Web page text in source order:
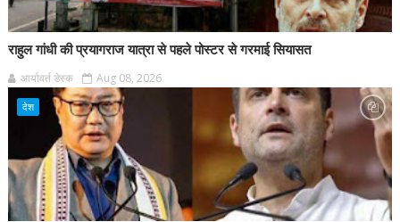
राहुल गांधी की प्रयागराज यात्रा से पहले पोस्टर से गरमाई सियासत
आर्यावर्त डेस्क Aug 08, 2026
देश